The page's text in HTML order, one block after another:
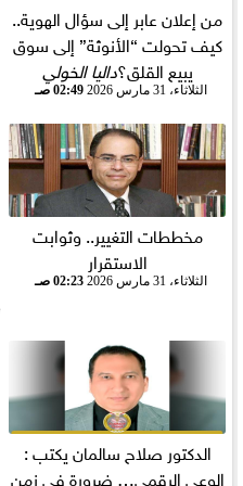
من إعلان عابر إلى سؤال الهوية..
كيف تحولت “الأنوثة” إلى سوق
يبيع القلق؟داليا الخولي
الثلاثاء، 31 مارس 2026 02:49 صـ
مخططات التغيير.. وثوابت
الاستقرار
الثلاثاء، 31 مارس 2026 02:23 صـ
الدكتور صلاح سالمان يكتب :
الوعي الرقمي… ضرورة في زمن